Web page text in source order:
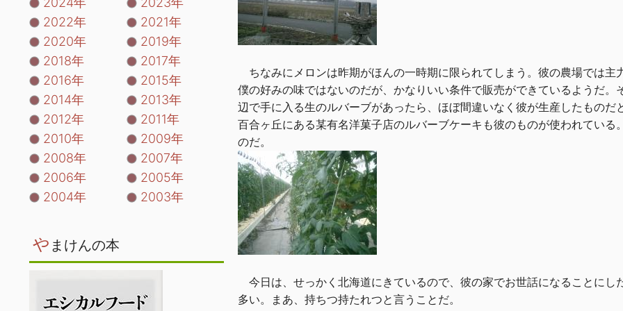
ちなみにメロンは昨期がほんの一時期に限られてしまう。彼の農場では
僕の好みの味ではないのだが、かなりいい条件で販売ができているようだ
辺で手に入る生のルバーブがあったら、ほぼ間違いなく彼が生産したもの
百合ヶ丘にある某有名洋菓子店のルバーブケーキも彼のものが使われてい
のだ。
今日は、せっかく北海道にきているので、彼の家でお世話になることに
多い。まあ、持ちつ持たれつと言うことだ。
2022年
2021年
2020年
2019年
2018年
2017年
2016年
2015年
2014年
2013年
2012年
2011年
2010年
2009年
2008年
2007年
2006年
2005年
2004年
2003年
や まけんの本